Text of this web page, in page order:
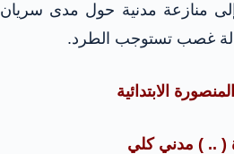
إلى منازعة مدنية حول مدى سريان
حالة غصب تستوجب الطرد.
الابتدائية
( .. ) مدني كلي